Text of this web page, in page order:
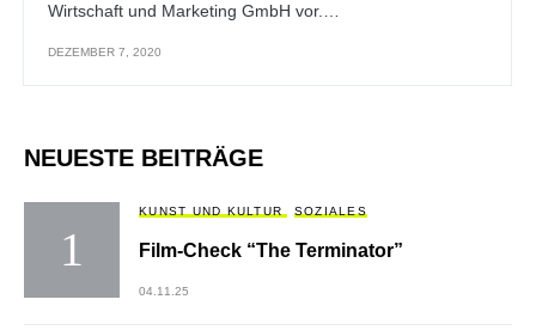
Wirtschaft und Marketing GmbH vor.…
DEZEMBER 7, 2020
NEUESTE BEITRÄGE
KUNST UND KULTUR SOZIALES
Film-Check “The Terminator”
04.11.25